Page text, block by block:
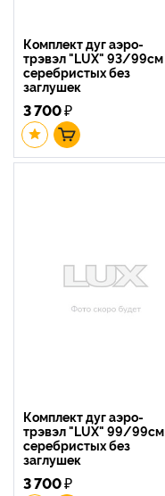
Комплект дуг аэро-
трэвэл "LUX" 93/99см
серебристых без
заглушек
3 700₽
Комплект дуг аэро-
трэвэл "LUX" 99/99см
серебристых без
заглушек
3 700₽